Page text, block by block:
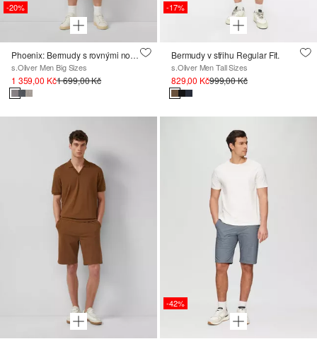
-20%
Phoenix: Bermudy s rovnými nohavicemi a strukturou
s.Oliver Men Big Sizes
1 359,00 Kč1 699,00 Kč
-17%
Bermudy v střihu Regular Fit.
s.Oliver Men Tall Sizes
829,00 Kč999,00 Kč
-42%